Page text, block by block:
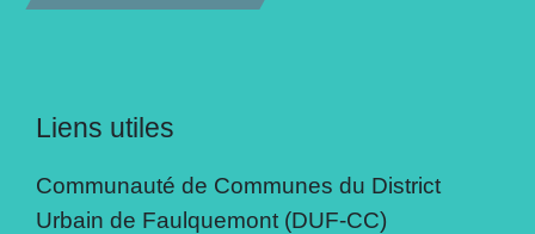
Liens utiles
Communauté de Communes du District
Urbain de Faulquemont (DUF-CC)